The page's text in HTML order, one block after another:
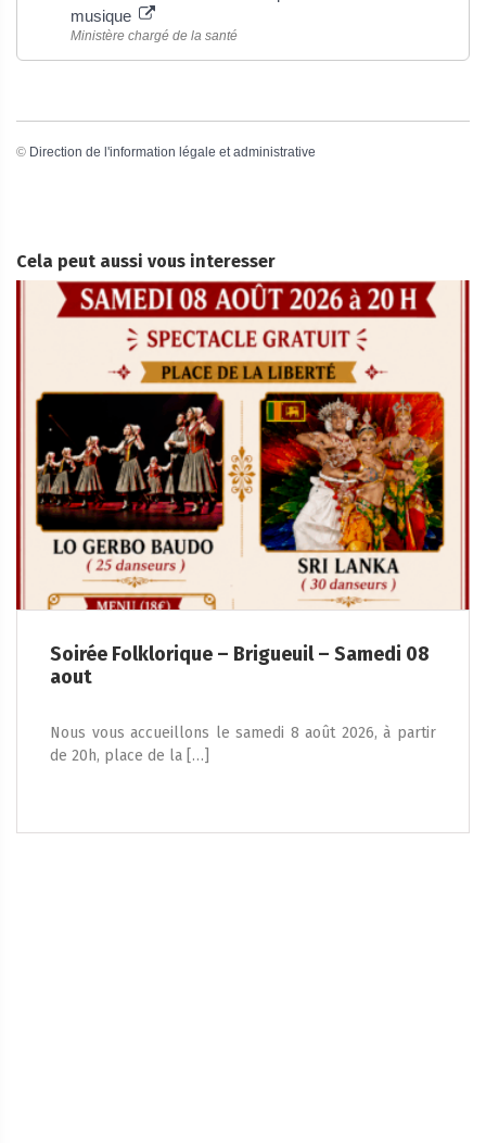
musique
Ministère chargé de la santé
© Direction de l'information légale et administrative
Cela peut aussi vous interesser
Soirée Folklorique – Brigueuil – Samedi 08
aout
Nous vous accueillons le samedi 8 août 2026, à partir
de 20h, place de la […]